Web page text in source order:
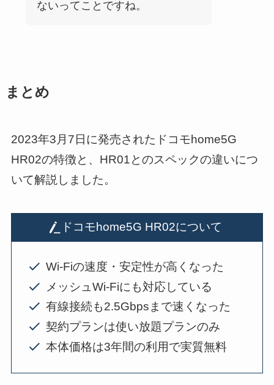
ないってことですね。
まとめ
2023年3月7日に発売されたドコモhome5G
HR02の特徴と、HR01とのスペックの違いにつ
いて解説しました。
ドコモhome5G HR02について
Wi-Fiの速度・安定性が高くなった
メッシュWi-Fiにも対応している
有線接続も2.5Gbpsまで速くなった
契約プランは使い放題プランのみ
本体価格は3年間の利用で実質無料